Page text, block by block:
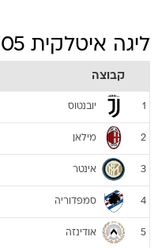
ליגה איטלקית 2004/05
קבוצה
1 יובנטוס
2 מילאן
3 אינטר
4 סמפדוריה
5 אודינזה